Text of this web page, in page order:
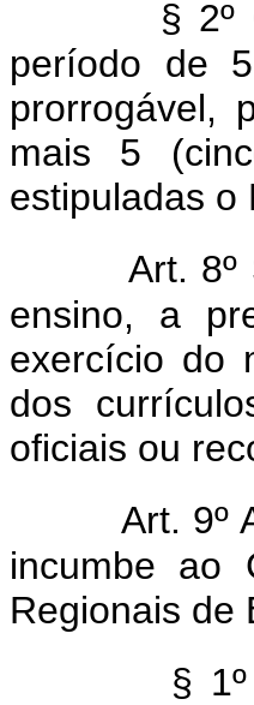
§ 2º
período de
prorrogável,
mais 5
estipuladas o
Art.
ensino, a
exercício do
dos
oficiais ou
Art. 9º
incumbe ao
Regionais de
§